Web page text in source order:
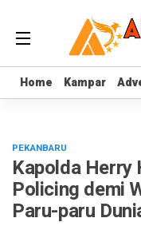
Home Kampar
Home Kampar
PEKANBARU
Kapolda Herry
Policing demi
Paru-paru